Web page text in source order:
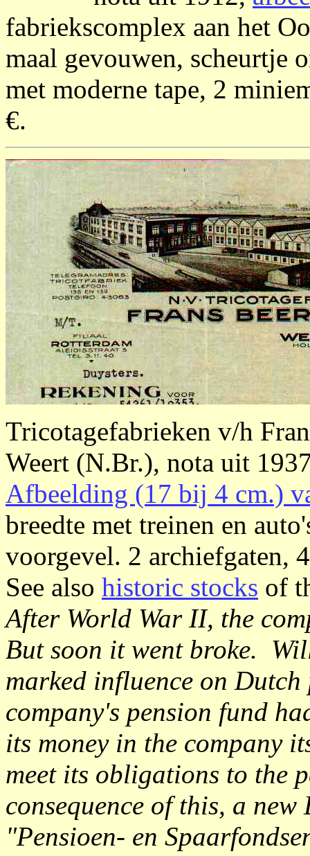
fabriekscomplex aan het
maal gevouwen, scheurtje
met moderne tape, 2
€.
Tricotagefabrieken v/h
Weert (N.Br.), nota uit
Afbeelding (17 bij 4 cm.)
breedte met treinen en
voorgevel. 2 archiefgaten,
See also historic stocks of
After World War II, the
But soon it went broke.
marked influence on
company's pension fund
its money in the company
meet its obligations to the
consequence of this, a
"Pensioen- en